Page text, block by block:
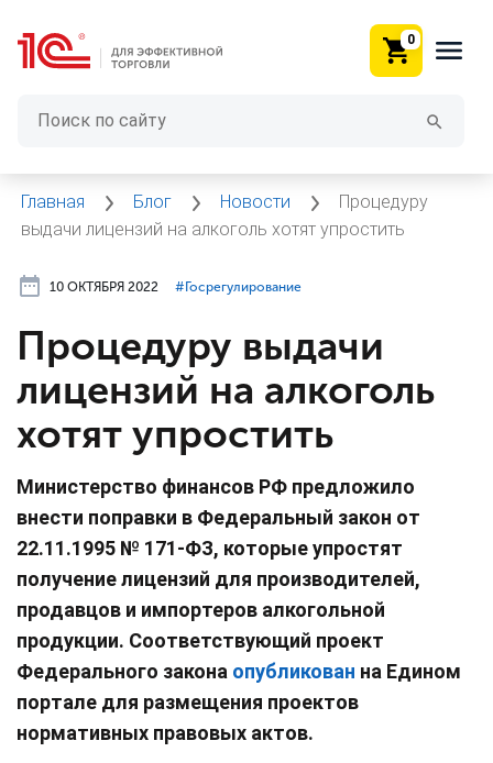
0
Главная Блог Новости
Процедуру
выдачи лицензий на алкоголь хотят упростить
10 ОКТЯБРЯ 2022 #⁣Госрегулирование
Процедуру выдачи
лицензий на алкоголь
хотят упростить
Министерство финансов РФ предложило
внести поправки в Федеральный закон от
22.11.1995 № 171-ФЗ, которые упростят
получение лицензий для производителей,
продавцов и импортеров алкогольной
продукции. Соответствующий проект
Федерального закона опубликован на Едином
портале для размещения проектов
нормативных правовых актов.